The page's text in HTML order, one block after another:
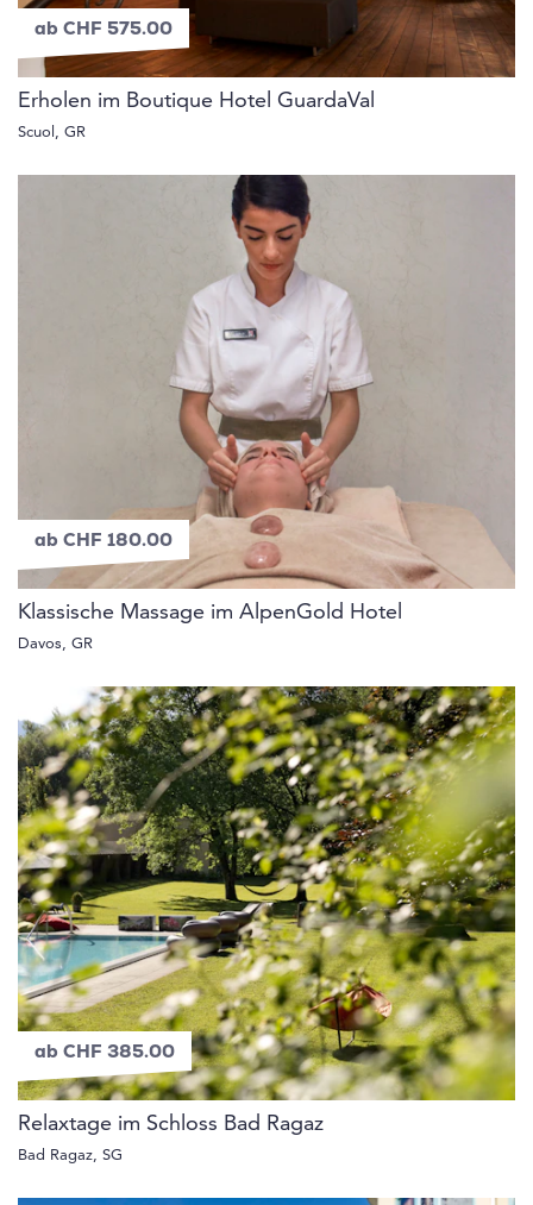
ab CHF 575.00
Erholen im Boutique Hotel GuardaVal
Scuol, GR
ab CHF 180.00
Klassische Massage im AlpenGold Hotel
Davos, GR
ab CHF 385.00
Relaxtage im Schloss Bad Ragaz
Bad Ragaz, SG